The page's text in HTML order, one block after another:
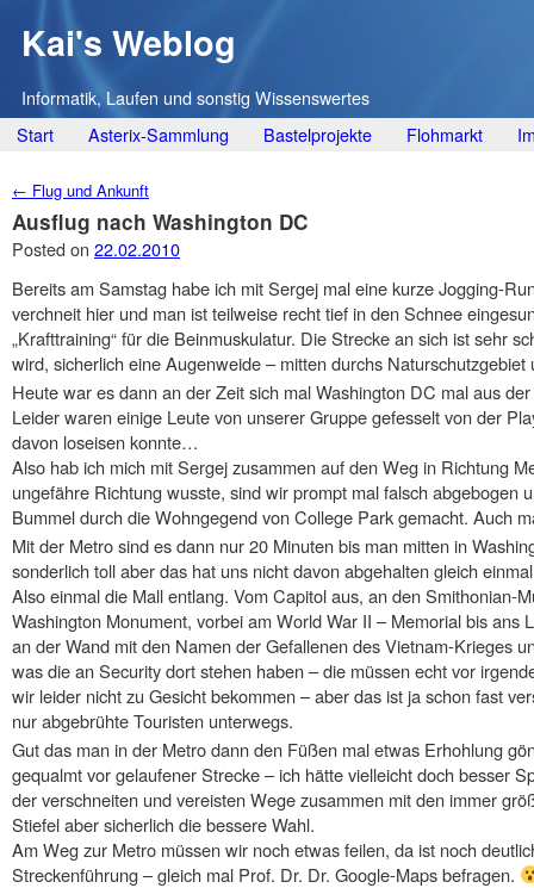
Kai's Weblog
Informatik, Laufen und sonstig Wissenswertes
Main menu
Skip
content
Start Asterix-Sammlung Bastelprojekte Flohmarkt
Post navigation
← Flug und Ankunft
Ausflug nach Washington DC
Posted on 22.02.2010
Bereits am Samstag habe ich mit Sergej mal eine kurze Jogging-
verchneit hier und man ist teilweise recht tief in den Schnee
„Krafttraining“ für die Beinmuskulatur. Die Strecke an sich ist sehr
wird, sicherlich eine Augenweide – mitten durchs Naturschutzgebiet
Heute war es dann an der Zeit sich mal Washington DC mal aus
Leider waren einige Leute von unserer Gruppe gefesselt von der
davon loseisen konnte…
Also hab ich mich mit Sergej zusammen auf den Weg in Richtung
ungefähre Richtung wusste, sind wir prompt mal falsch abgebogen
Bummel durch die Wohngegend von College Park gemacht. Auch
Mit der Metro sind es dann nur 20 Minuten bis man mitten in
sonderlich toll aber das hat uns nicht davon abgehalten gleich
Also einmal die Mall entlang. Vom Capitol aus, an den Smithonian-
Washington Monument, vorbei am World War II – Memorial bis ans
an der Wand mit den Namen der Gefallenen des Vietnam-Krieges
was die an Security dort stehen haben – die müssen echt vor
wir leider nicht zu Gesicht bekommen – aber das ist ja schon fast
nur abgebrühte Touristen unterwegs.
Gut das man in der Metro dann den Füßen mal etwas Erhohlung
gequalmt vor gelaufener Strecke – ich hätte vielleicht doch besser
der verschneiten und vereisten Wege zusammen mit den immer
Stiefel aber sicherlich die bessere Wahl.
Am Weg zur Metro müssen wir noch etwas feilen, da ist noch
Streckenführung – gleich mal Prof. Dr. Dr. Google-Maps befragen.